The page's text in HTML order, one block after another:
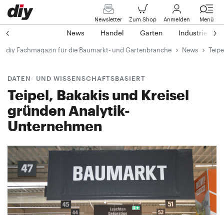
Newsletter Zum Shop Anmelden Menü
News Handel Garten Industrie
diy Fachmagazin für die Baumarkt- und Gartenbranche News
DATEN- UND WISSENSCHAFTSBASIERT
Teipel, Bakakis und Kreisel
gründen Analytik-
Unternehmen